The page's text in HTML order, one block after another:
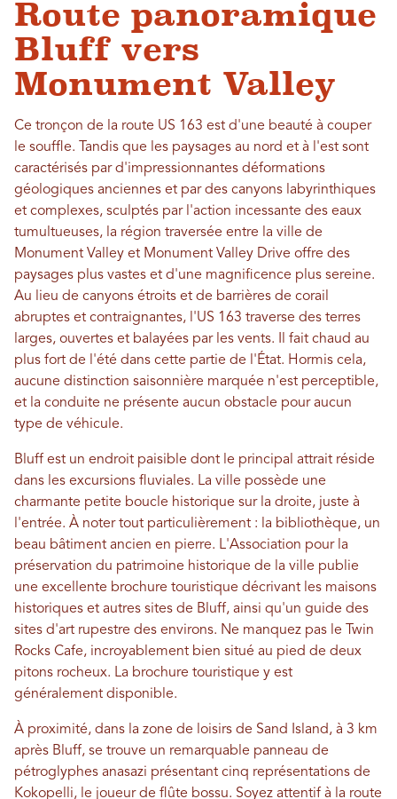
Route panoramique
Bluff vers
Monument Valley
Ce tronçon de la route US 163 est d'une beauté à couper
le souffle. Tandis que les paysages au nord et à l'est sont
caractérisés par d'impressionnantes déformations
géologiques anciennes et par des canyons labyrinthiques
et complexes, sculptés par l'action incessante des eaux
tumultueuses, la région traversée entre la ville de
Monument Valley et Monument Valley Drive offre des
paysages plus vastes et d'une magnificence plus sereine.
Au lieu de canyons étroits et de barrières de corail
abruptes et contraignantes, l'US 163 traverse des terres
larges, ouvertes et balayées par les vents. Il fait chaud au
plus fort de l'été dans cette partie de l'État. Hormis cela,
aucune distinction saisonnière marquée n'est perceptible,
et la conduite ne présente aucun obstacle pour aucun
type de véhicule.
Bluff est un endroit paisible dont le principal attrait réside
dans les excursions fluviales. La ville possède une
charmante petite boucle historique sur la droite, juste à
l'entrée. À noter tout particulièrement : la bibliothèque, un
beau bâtiment ancien en pierre. L'Association pour la
préservation du patrimoine historique de la ville publie
une excellente brochure touristique décrivant les maisons
historiques et autres sites de Bluff, ainsi qu'un guide des
sites d'art rupestre des environs. Ne manquez pas le Twin
Rocks Cafe, incroyablement bien situé au pied de deux
pitons rocheux. La brochure touristique y est
généralement disponible.
À proximité, dans la zone de loisirs de Sand Island, à 3 km
après Bluff, se trouve un remarquable panneau de
pétroglyphes anasazi présentant cinq représentations de
Kokopelli, le joueur de flûte bossu. Soyez attentif à la route